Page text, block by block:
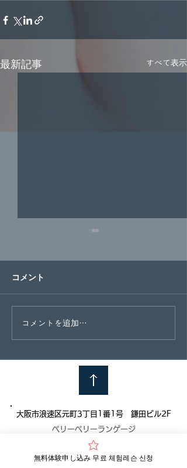
最新記事 すべて表示
11月18日日韓交流会お疲
れ様でした！
コメント
コメントを追加…
大阪市浪速区元町3丁目1番1号 鎌田ビル2F
ベリーベリーランゲージ
無料体験申し込み 무료 체험레슨 신청